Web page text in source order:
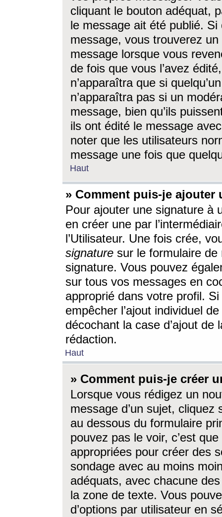
cliquant le bouton adéquat,
le message ait été publié. Si
message, vous trouverez
message lorsque vous
de fois que vous l’avez
n’apparaîtra que si
n’apparaîtra pas si un
message, bien qu’ils
ils ont édité le message
noter que les utilisateurs
message une fois que
Haut
» Comment puis-je ajouter
Pour ajouter une signature à
en créer une par
l’Utilisateur. Une fois crée,
signature sur le formulaire de
signature. Vous pouvez
sur tous vos messages en
approprié dans votre profil.
empêcher l’ajout individuel
décochant la case d’ajout
rédaction.
Haut
» Comment puis-je créer
Lorsque vous rédigez un
message d’un sujet, cliquez
au dessous du formulaire
pouvez pas le voir, c’est
appropriées pour créer des
sondage avec au moins
adéquats, avec chacune
la zone de texte. Vous
d’options par utilisateur en